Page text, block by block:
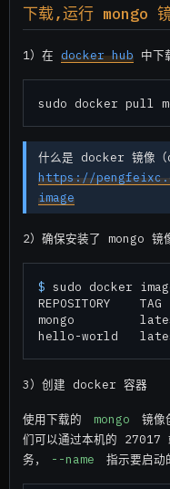
下载,运行 mongo
1）在 docker hub 中下
什么是 docker 镜像（
https://
image
2）确保安装了 mongo 镜
$ sudo docker
REPOSITORY
mongo
3）创建 docker 容器
使用下载的 mongo
镜像
们可以通过本机的 27017
务，
--name 指示要启动